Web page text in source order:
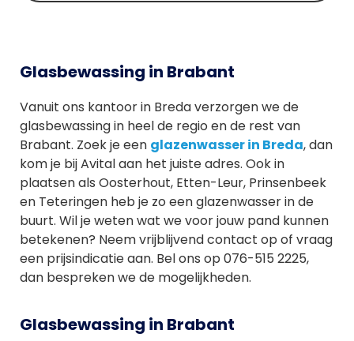
Glasbewassing in Brabant
Vanuit ons kantoor in Breda verzorgen we de
glasbewassing in heel de regio en de rest van
Brabant. Zoek je een glazenwasser in Breda, dan
kom je bij Avital aan het juiste adres. Ook in
plaatsen als Oosterhout, Etten-Leur, Prinsenbeek
en Teteringen heb je zo een glazenwasser in de
buurt. Wil je weten wat we voor jouw pand kunnen
betekenen? Neem vrijblijvend contact op of vraag
een prijsindicatie aan. Bel ons op 076-515 2225,
dan bespreken we de mogelijkheden.
Glasbewassing in Brabant